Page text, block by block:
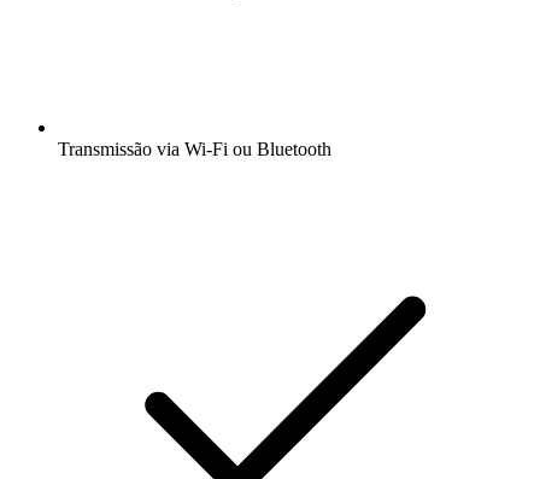
Transmissão via Wi-Fi ou Bluetooth